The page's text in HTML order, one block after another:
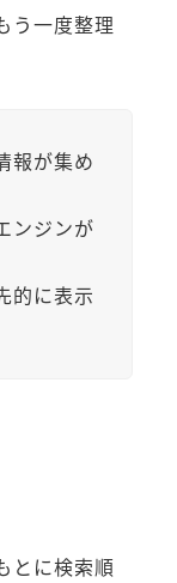
う一度整理
報が集め
ンジンが
的に表示
とに検索順